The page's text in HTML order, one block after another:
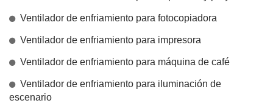
Ventilador de enfriamiento para fotocopiadora
Ventilador de enfriamiento para impresora
Ventilador de enfriamiento para máquina de café
Ventilador de enfriamiento para iluminación de
escenario